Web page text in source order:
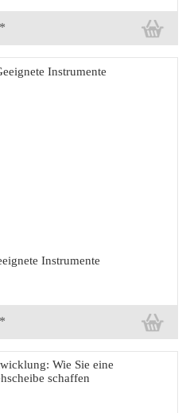
Instrumente